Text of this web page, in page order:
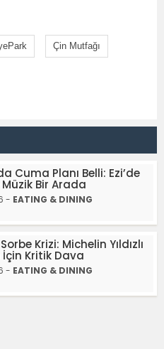
Çin Mutfağı
Cuma Planı Belli: Ezi’de
Bir Arada
- EATING & DINING
Krizi: Michelin Yıldızlı
Kritik Dava
- EATING & DINING